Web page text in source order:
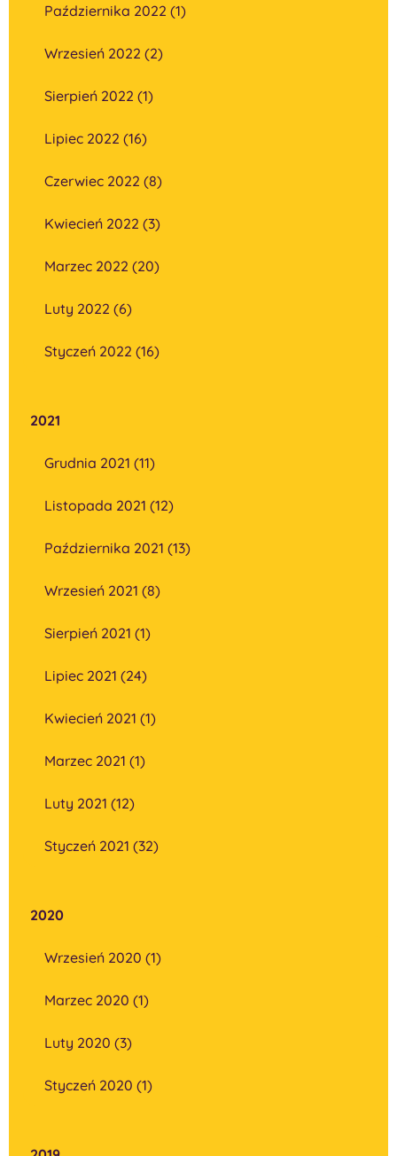
Października 2022 (1)
Wrzesień 2022 (2)
Sierpień 2022 (1)
Lipiec 2022 (16)
Czerwiec 2022 (8)
Kwiecień 2022 (3)
Marzec 2022 (20)
Luty 2022 (6)
Styczeń 2022 (16)
2021
Grudnia 2021 (11)
Listopada 2021 (12)
Października 2021 (13)
Wrzesień 2021 (8)
Sierpień 2021 (1)
Lipiec 2021 (24)
Kwiecień 2021 (1)
Marzec 2021 (1)
Luty 2021 (12)
Styczeń 2021 (32)
2020
Wrzesień 2020 (1)
Marzec 2020 (1)
Luty 2020 (3)
Styczeń 2020 (1)